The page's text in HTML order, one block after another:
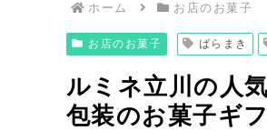
ホーム お店のお菓子
お店のお菓子 ばらまき
ルミネ立川の人
包装のお菓子ギ